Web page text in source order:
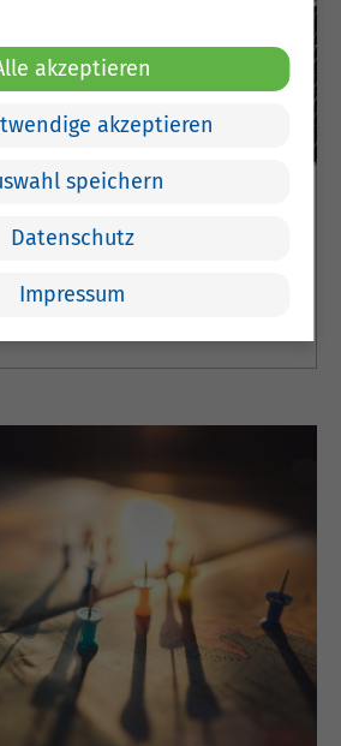
Klimaschutz für Unternehmen.
akzeptieren
akzeptieren
speichern
Datenschutz
Impressum